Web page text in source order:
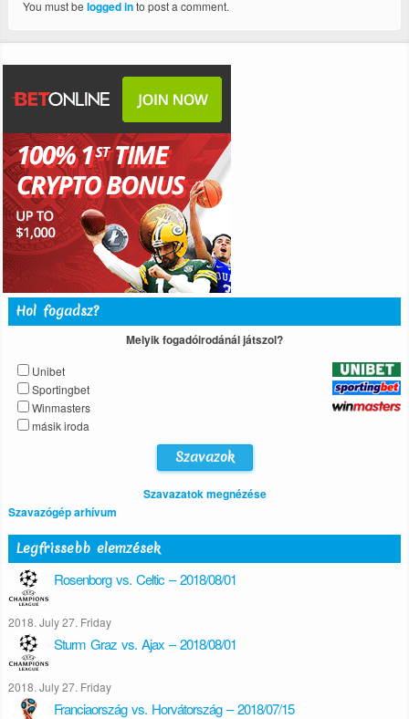
You must be logged into post a comment.
Hol fogadsz?
Melyik fogadóirodánál játszol?
Unibet
Sportingbet
Winmasters
másik iroda
Szavazatok megnézése
Szavazógép arhívum
Legfrissebb elemzések
Rosenborg vs. Celtic – 2018/08/01
2018. July 27. Friday
Sturm Graz vs. Ajax – 2018/08/01
2018. July 27. Friday
Franciaország vs. Horvátország – 2018/07/15